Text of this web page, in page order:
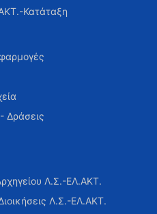
Κατάταξη
Δράσεις
Λ.Σ.-ΕΛ.ΑΚΤ.
Λ.Σ.-ΕΛ.ΑΚΤ.